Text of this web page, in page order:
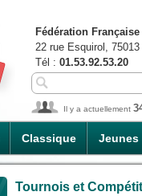
Classique Jeunes
Fédération
22 rue Esquirol,
Tél : 01.53.92.53.20
Il y a actuellement
Tournois et